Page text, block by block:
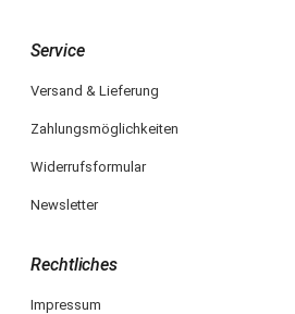
Service
Versand & Lieferung
Zahlungsmöglichkeiten
Widerrufsformular
Newsletter
Rechtliches
Impressum